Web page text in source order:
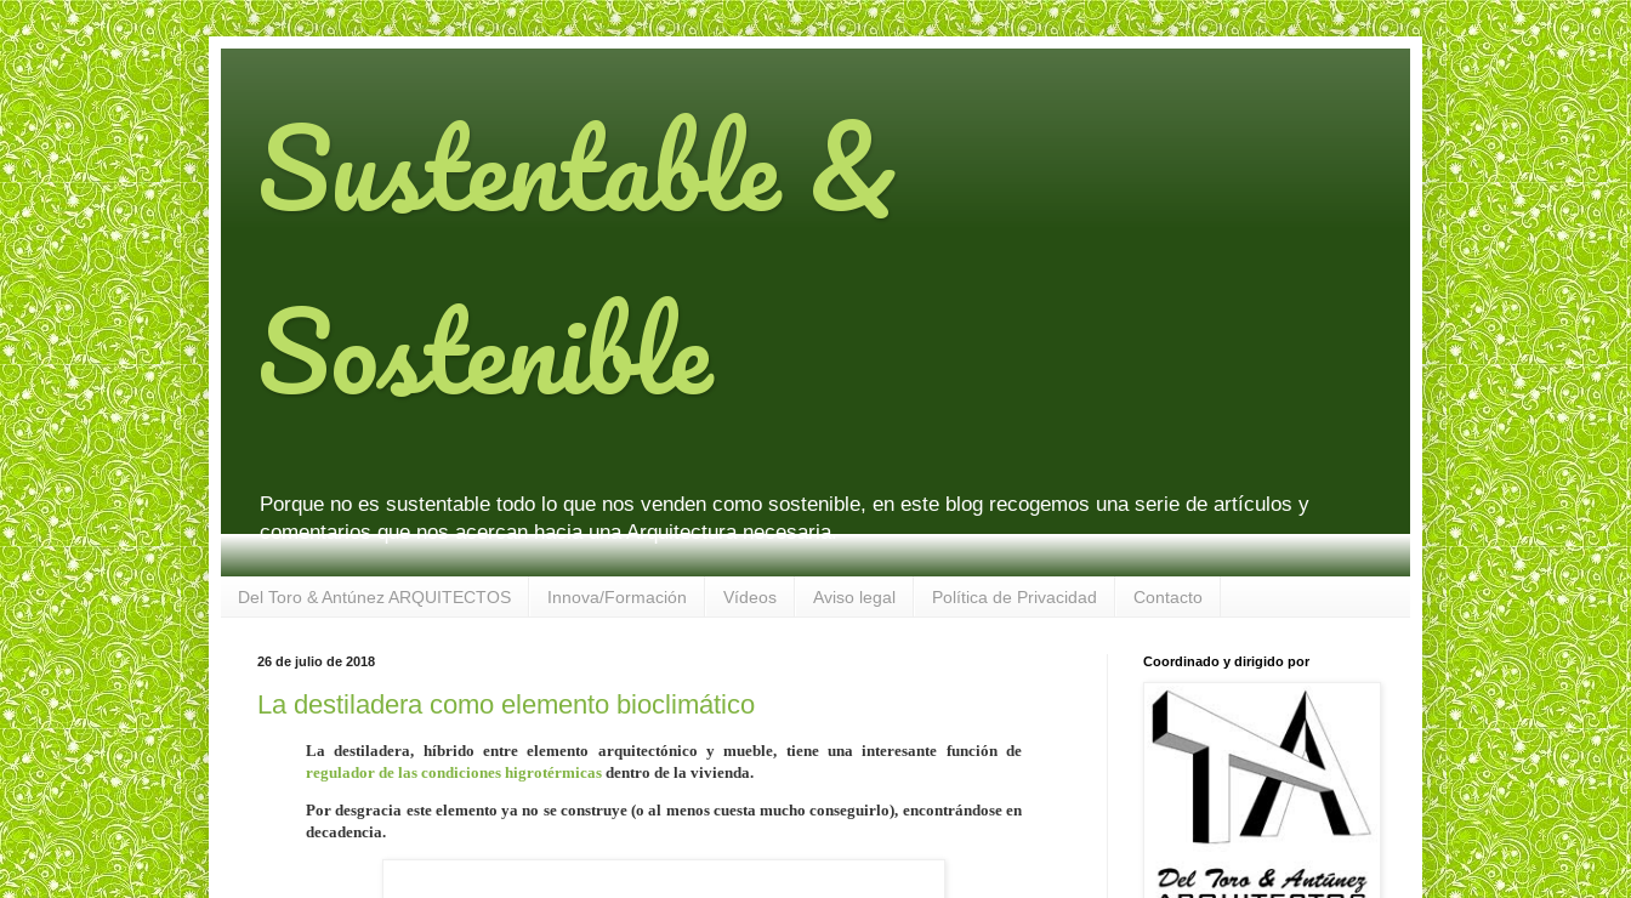
Sustentable &
Sostenible
Porque no es sustentable todo lo que nos venden como sostenible, en este blog recogemos una serie de artículos y
comentarios que nos acercan hacia una Arquitectura necesaria.
Del Toro & Antúnez ARQUITECTOS Innova/Formación Vídeos Aviso legal Política de Privacidad Contacto
26 de julio de 2018
La destiladera como elemento bioclimático
La destiladera, híbrido entre elemento arquitectónico y mueble, tiene una interesante función de
regulador de las condiciones higrotérmicas dentro de la vivienda.
Por desgracia este elemento ya no se construye (o al menos cuesta mucho conseguirlo), encontrándose en
decadencia.
Coordinado y dirigido por